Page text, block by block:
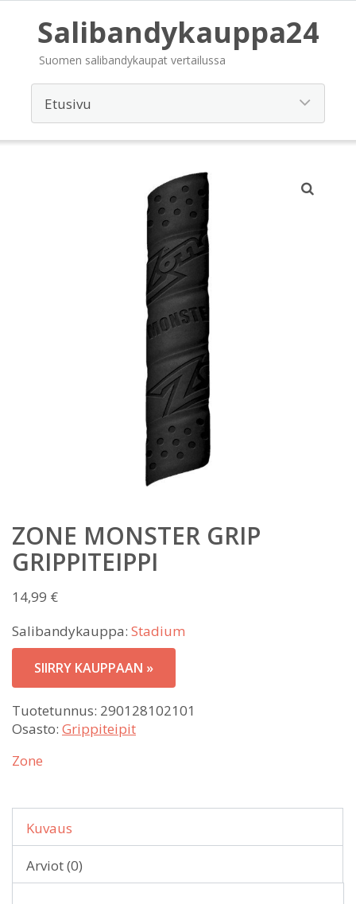
Salibandykauppa24
Suomen salibandykaupat vertailussa
ZONE MONSTER GRIP
GRIPPITEIPPI
14,99 €
Salibandykauppa: Stadium
SIIRRY KAUPPAAN »
Tuotetunnus: 290128102101
Osasto: Grippiteipit
Zone
Kuvaus
Arviot (0)